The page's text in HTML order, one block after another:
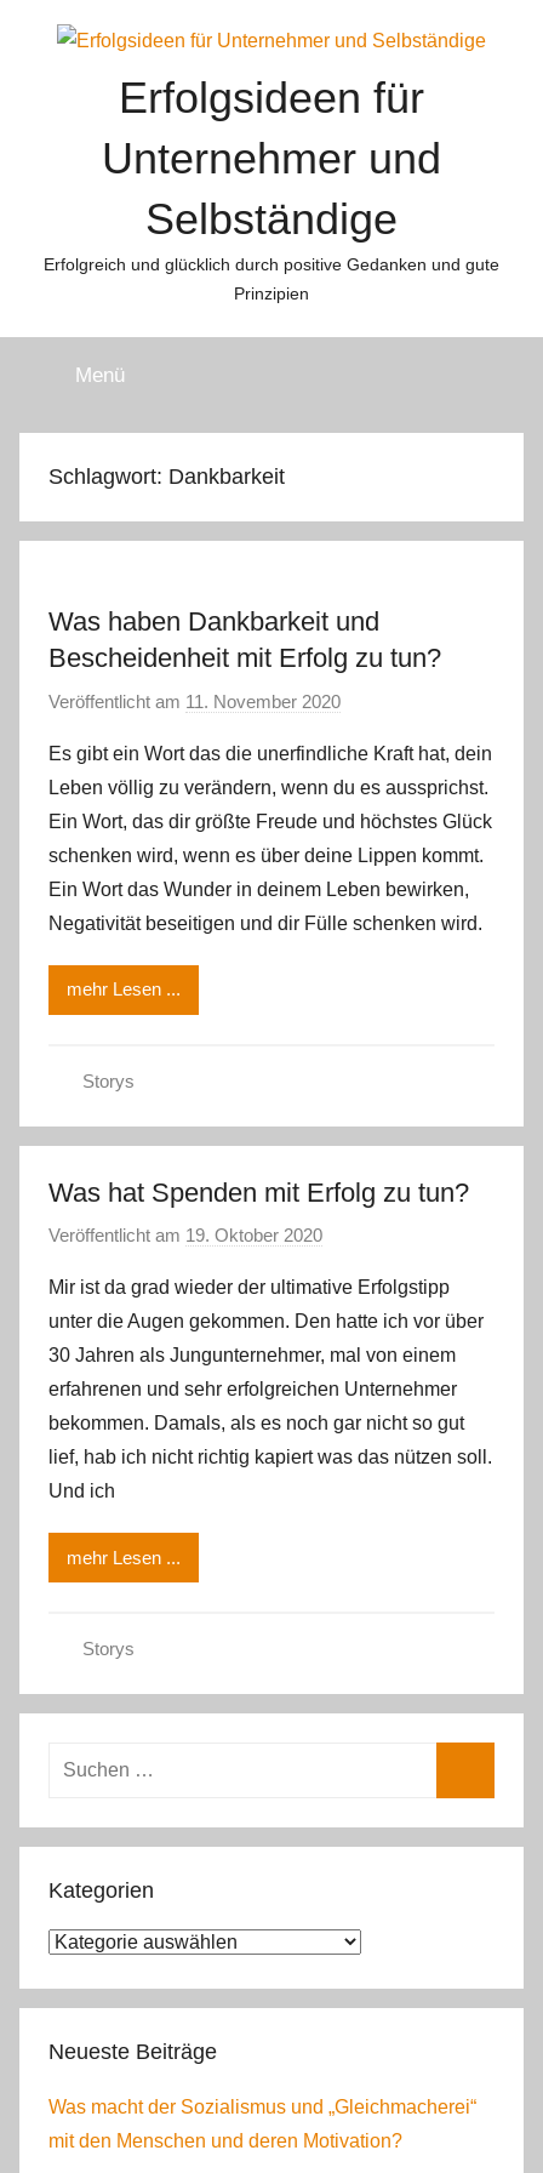
Erfolgsideen für
Unternehmer und
Selbständige
Erfolgreich und glücklich durch positive Gedanken und gute
Prinzipien
Menü
Schlagwort: Dankbarkeit
Was haben Dankbarkeit und
Bescheidenheit mit Erfolg zu tun?
Veröffentlicht am 11. November 2020
n
m
m
e
g
e
Es gibt ein Wort das die unerfindliche Kraft hat, dein
Leben völlig zu verändern, wenn du es aussprichst.
Ein Wort, das dir größte Freude und höchstes Glück
schenken wird, wenn es über deine Lippen kommt.
Ein Wort das Wunder in deinem Leben bewirken,
Negativität beseitigen und dir Fülle schenken wird.
mehr Lesen ...
Storys
Was hat Spenden mit Erfolg zu tun?
Veröffentlicht am 19. Oktober 2020
n
m
m
e
g
e
Mir ist da grad wieder der ultimative Erfolgstipp
unter die Augen gekommen. Den hatte ich vor über
30 Jahren als Jungunternehmer, mal von einem
erfahrenen und sehr erfolgreichen Unternehmer
bekommen. Damals, als es noch gar nicht so gut
lief, hab ich nicht richtig kapiert was das nützen soll.
Und ich
mehr Lesen ...
Storys
Suchen
Kategorien
Kategorien
Neueste Beiträge
Was macht der Sozialismus und „Gleichmacherei“
mit den Menschen und deren Motivation?